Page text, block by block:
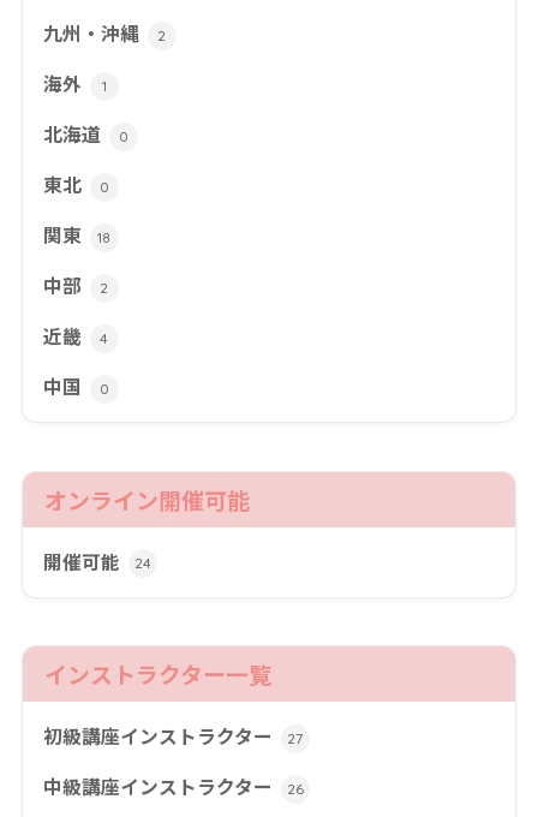
九州・沖縄 2
海外 1
北海道 0
東北 0
関東 18
中部 2
近畿 4
中国 0
オンライン開催可能
開催可能 24
インストラクター一覧
初級講座インストラクター 27
中級講座インストラクター 26